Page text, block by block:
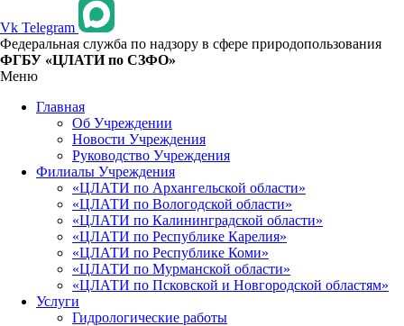
Vk Telegram
Федеральная служба по надзору в сфере природопользования
ФГБУ «ЦЛАТИ по СЗФО»
Меню
Главная
Об Учреждении
Новости Учреждения
Руководство Учреждения
Филиалы Учреждения
«ЦЛАТИ по Архангельской области»
«ЦЛАТИ по Вологодской области»
«ЦЛАТИ по Калининградской области»
«ЦЛАТИ по Республике Карелия»
«ЦЛАТИ по Республике Коми»
«ЦЛАТИ по Мурманской области»
«ЦЛАТИ по Псковской и Новгородской областям»
Услуги
Гидрологические работы